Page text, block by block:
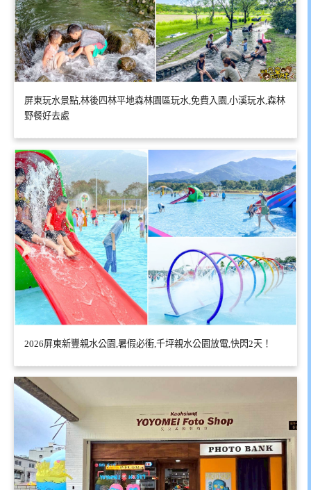
屏東玩水景點,林後四林平地森林園區玩水,免費入園,小溪玩水,森林
野餐好去處
2026屏東新豐親水公園,暑假必衝,千坪親水公園放電,快閃2天！